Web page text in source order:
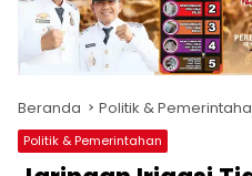
Beranda Politik &
Politik & Pemerintahan